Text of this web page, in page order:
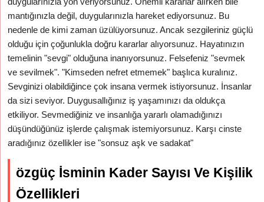
mantığınızla değil, duygularınızla hareket ediyorsunuz. Bu
nedenle de kimi zaman üzülüyorsunuz. Ancak sezgileriniz güçlü
olduğu için çoğunlukla doğru kararlar alıyorsunuz. Hayatınızın
temelinin "sevgi" olduğuna inanıyorsunuz. Felsefeniz "sevmek
ve sevilmek". "Kimseden nefret etmemek" başlıca kuralınız.
Sevginizi olabildiğince çok insana vermek istiyorsunuz. İnsanlar
da sizi seviyor. Duygusallığınız iş yaşamınızı da oldukça
etkiliyor. Sevmediğiniz ve insanlığa yararlı olamadığınızı
düşündüğünüz işlerde çalışmak istemiyorsunuz. Karşı cinste
aradığınız özellikler ise "sonsuz aşk ve sadakat"
özgüç İsminin Kader Sayısı Ve Kişilik
Özellikleri